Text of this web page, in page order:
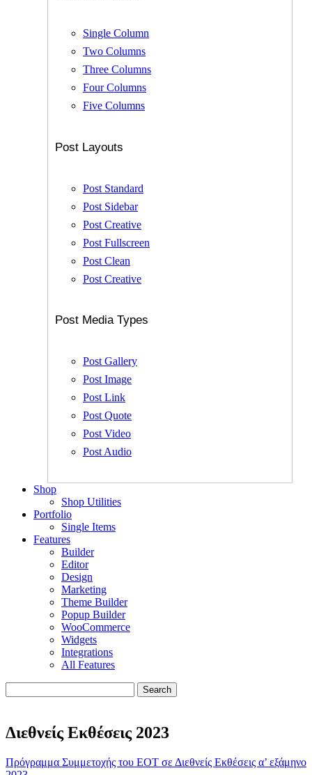
Single Column
Two Columns
Three Columns
Four Columns
Five Columns
Post Layouts
Post Standard
Post Sidebar
Post Creative
Post Fullscreen
Post Clean
Post Creative
Post Media Types
Post Gallery
Post Image
Post Link
Post Quote
Post Video
Post Audio
Shop
Shop Utilities
Portfolio
Single Items
Features
Builder
Editor
Design
Marketing
Theme Builder
Popup Builder
WooCommerce
Widgets
Integrations
All Features
Search
Διεθνείς Εκθέσεις 2023
Πρόγραμμα Συμμετοχής του ΕΟΤ σε Διεθνείς Εκθέσεις α’ εξάμηνο